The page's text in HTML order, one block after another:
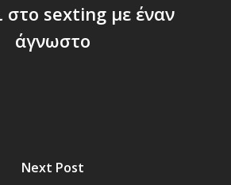
στο sexting με έναν
άγνωστο
Next Post